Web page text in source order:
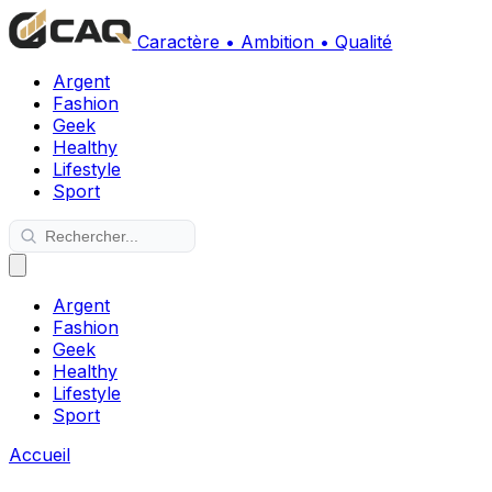
Caractère • Ambition • Qualité
Argent
Fashion
Geek
Healthy
Lifestyle
Sport
Argent
Fashion
Geek
Healthy
Lifestyle
Sport
Accueil